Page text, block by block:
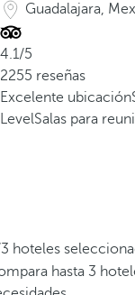
Guadalajara,
4.1/5
2255 reseñas
Excelente ubicación
LevelSalas para
hoteles
hasta 3